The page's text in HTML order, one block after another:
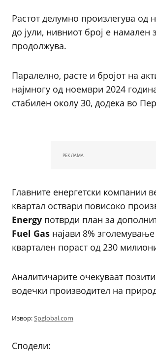
Растот делумно произлегува
до јули, нивниот број е намален
продолжува.
Паралелно, расте и бројот на
најмногу од ноември 2024
стабилен околу 30, додека во
РЕКЛАМА
Главните енергетски компании
квартал оствари повисоко
Energy потврди план за
Fuel Gas најави 8%
квартален пораст од 230
Аналитичарите очекуваат
водечки производител на
Извор:Spglobal.com
Сподели: